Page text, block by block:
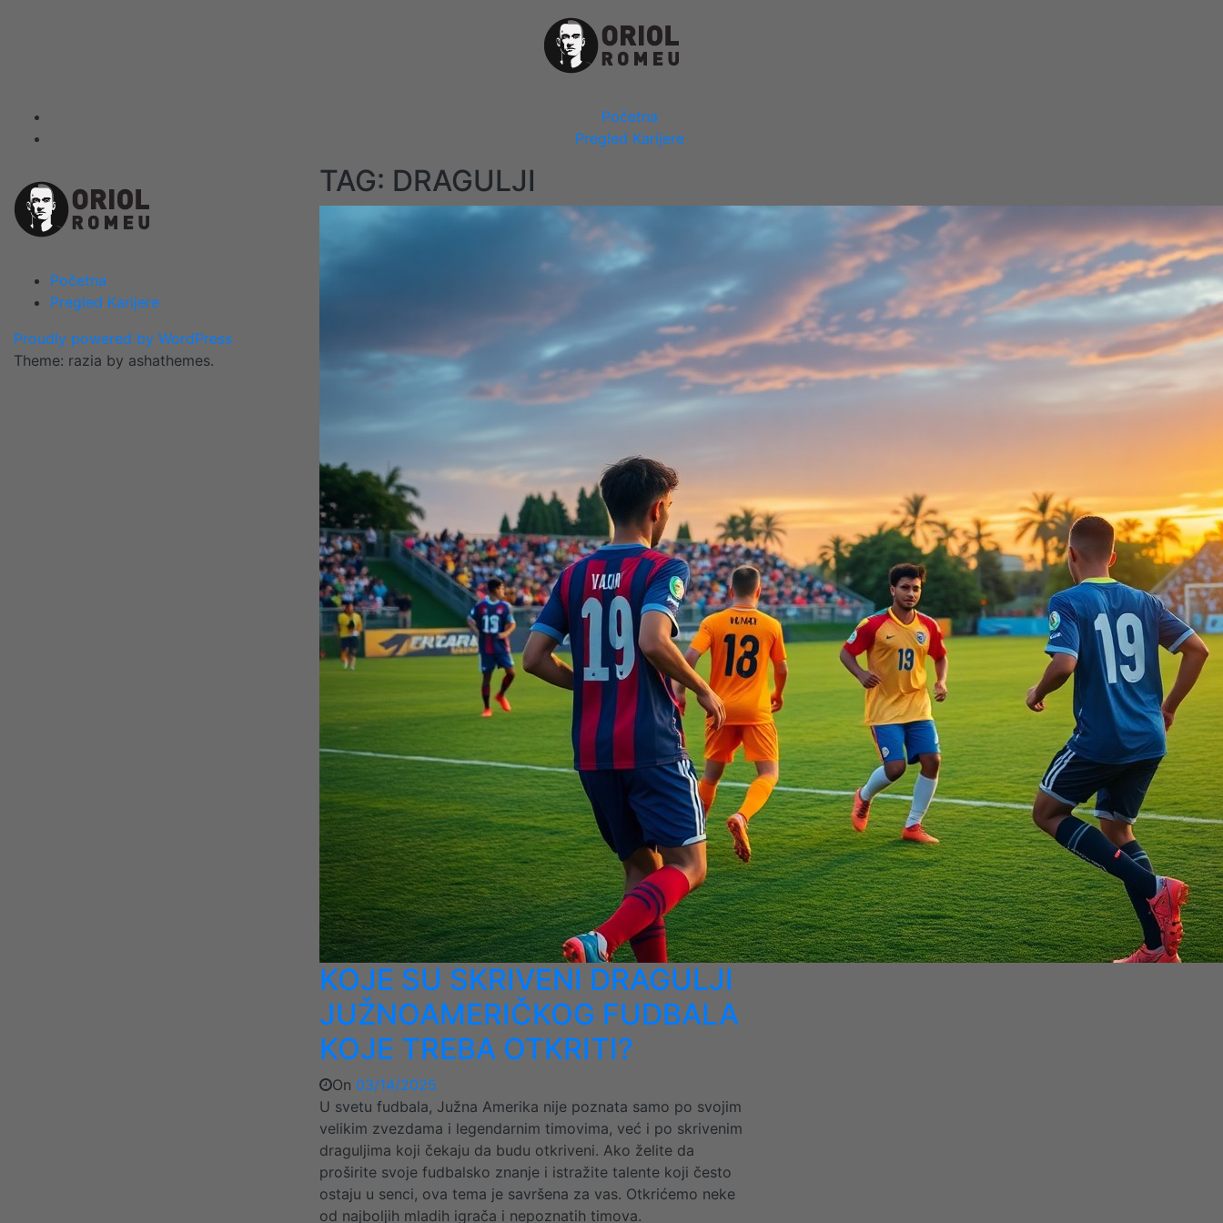
Close
Menu
Početna
Pregled Karijere
Početna
Pregled Karijere
Proudly powered by WordPress
Theme: razia by ashathemes.
TAG: DRAGULJI
KOJE SU SKRIVENI DRAGULJI
JUŽNOAMERIČKOG FUDBALA
KOJE TREBA OTKRITI?
On 03/14/2025
U svetu fudbala, Južna Amerika nije poznata samo po svojim
velikim zvezdama i legendarnim timovima, već i po skrivenim
draguljima koji čekaju da budu otkriveni. Ako želite da
proširite svoje fudbalsko znanje i istražite talente koji često
ostaju u senci, ova tema je savršena za vas. Otkrićemo neke
od najboljih mladih igrača i nepoznatih timova.